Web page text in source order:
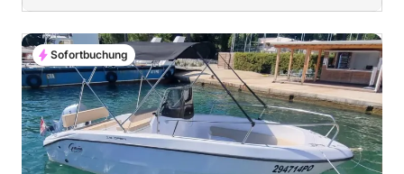
Sofortbuchung